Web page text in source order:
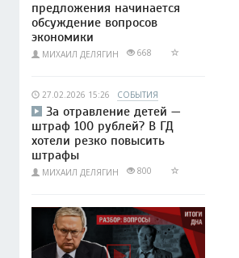
предложения начинается
обсуждение вопросов
экономики
МИХАИЛ ДЕЛЯГИН 668
27.02.2026 15:26 СОБЫТИЯ
За отравление детей —
штраф 100 рублей? В ГД
хотели резко повысить
штрафы
МИХАИЛ ДЕЛЯГИН 800